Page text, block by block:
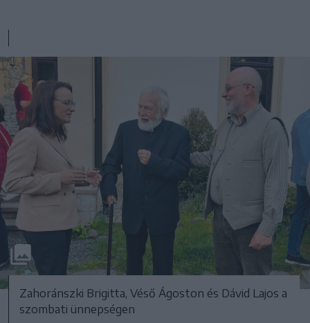
Zahoránszki Brigitta, Véső Ágoston és Dávid Lajos a
szombati ünnepségen